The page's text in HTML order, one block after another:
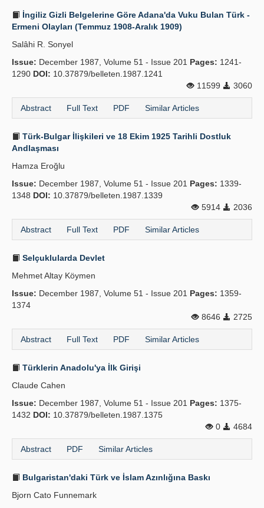
İngiliz Gizli Belgelerine Göre Adana'da Vuku Bulan Türk -
Ermeni Olayları (Temmuz 1908-Aralık 1909)
Salâhi R. Sonyel
Issue: December 1987, Volume 51 - Issue 201 Pages: 1241-
1290 DOI: 10.37879/belleten.1987.1241
11599
3060
Abstract Full Text PDF Similar Articles
Türk-Bulgar İlişkileri ve 18 Ekim 1925 Tarihli Dostluk
Andlaşması
Hamza Eroğlu
Issue: December 1987, Volume 51 - Issue 201 Pages: 1339-
1348 DOI: 10.37879/belleten.1987.1339
5914
2036
Abstract Full Text PDF Similar Articles
Selçuklularda Devlet
Mehmet Altay Köymen
Issue: December 1987, Volume 51 - Issue 201 Pages: 1359-
1374
8646
2725
Abstract Full Text PDF Similar Articles
Türklerin Anadolu'ya İlk Girişi
Claude Cahen
Issue: December 1987, Volume 51 - Issue 201 Pages: 1375-
1432 DOI: 10.37879/belleten.1987.1375
0
4684
Abstract PDF Similar Articles
Bulgaristan'daki Türk ve İslam Azınlığına Baskı
Bjorn Cato Funnemark